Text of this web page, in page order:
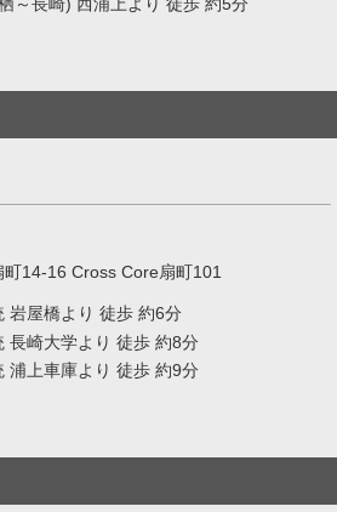
14-16 Cross Core扇町101
岩屋橋より 徒歩 約6分
長崎大学より 徒歩 約8分
浦上車庫より 徒歩 約9分